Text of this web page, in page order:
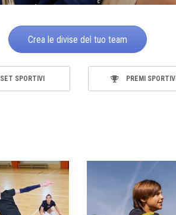
Crea le divise del tuo team
SET SPORTIVI PREMI SPORTIVI